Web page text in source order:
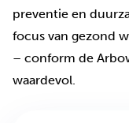
preventie en
focus van gezond
– conform de
waardevol.